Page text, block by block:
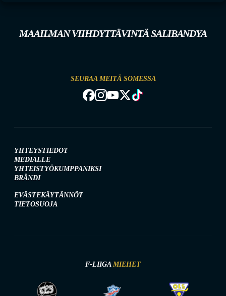
MAAILMAN VIIHDYTTÄVINTÄ SALIBANDYA
SEURAA MEITÄ SOMESSA
YHTEYSTIEDOT
MEDIALLE
YHTEISTYÖKUMPPANIKSI
BRÄNDI
EVÄSTEKÄYTÄNNÖT
TIETOSUOJA
F-LIIGA MIEHET